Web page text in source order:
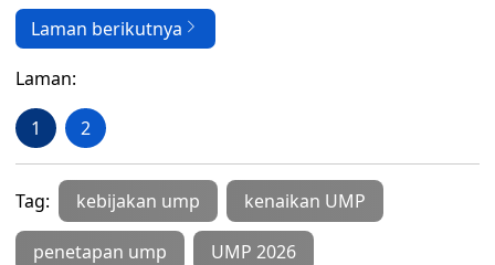
Laman berikutnya
Laman:
1 2
Tag: kebijakan ump kenaikan UMP
penetapan ump UMP 2026